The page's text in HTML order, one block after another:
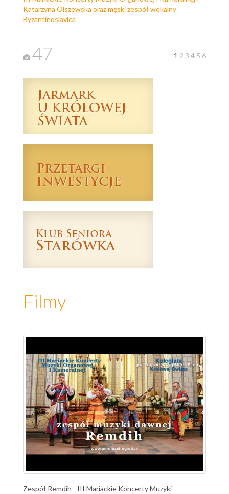
Katarzyna Olszewska oraz męski zespół wokalny
Byzantinoslavica
47 1 2 3 4 5 6
Filmy
Zespół Remdih - III Mariackie Koncerty Muzyki